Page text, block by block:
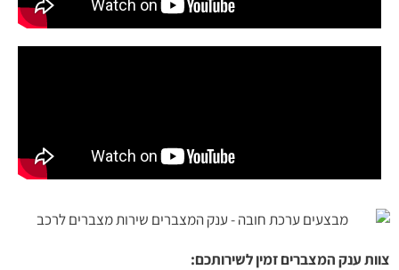
צוות ענק המצברים זמין לשירותכם​: